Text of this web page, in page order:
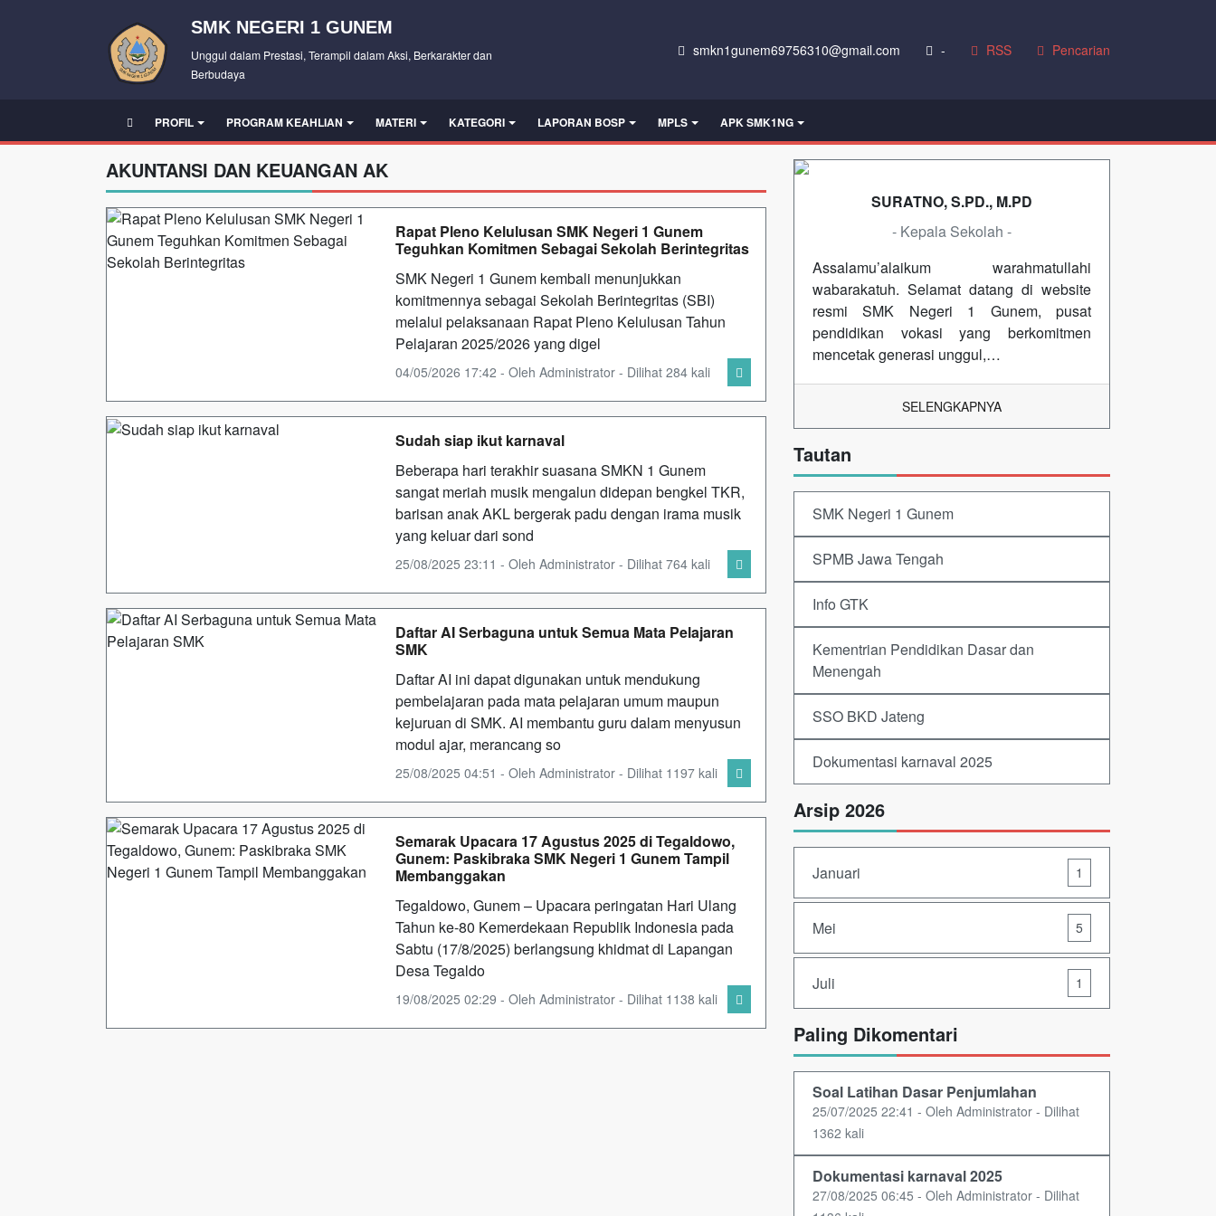
SMK NEGERI 1 GUNEM
Unggul dalam Prestasi, Terampil dalam Aksi, Berkarakter dan
Berbudaya
smkn1gunem69756310@gmail.com - RSS Pencarian
PROFIL PROGRAM KEAHLIAN MATERI KATEGORI LAPORAN BOSP MPLS APK SMK1NG
AKUNTANSI DAN KEUANGAN AK
Rapat Pleno Kelulusan SMK Negeri 1 Gunem
Teguhkan Komitmen Sebagai Sekolah Berintegritas
SMK Negeri 1 Gunem kembali menunjukkan
komitmennya sebagai Sekolah Berintegritas (SBI)
melalui pelaksanaan Rapat Pleno Kelulusan Tahun
Pelajaran 2025/2026 yang digel
04/05/2026 17:42 - Oleh Administrator - Dilihat 284 kali
Sudah siap ikut karnaval
Beberapa hari terakhir suasana SMKN 1 Gunem
sangat meriah musik mengalun didepan bengkel TKR,
barisan anak AKL bergerak padu dengan irama musik
yang keluar dari sond
25/08/2025 23:11 - Oleh Administrator - Dilihat 764 kali
Daftar AI Serbaguna untuk Semua Mata Pelajaran
SMK
Daftar AI ini dapat digunakan untuk mendukung
pembelajaran pada mata pelajaran umum maupun
kejuruan di SMK. AI membantu guru dalam menyusun
modul ajar, merancang so
25/08/2025 04:51 - Oleh Administrator - Dilihat 1197 kali
Semarak Upacara 17 Agustus 2025 di Tegaldowo,
Gunem: Paskibraka SMK Negeri 1 Gunem Tampil
Membanggakan
Tegaldowo, Gunem – Upacara peringatan Hari Ulang
Tahun ke-80 Kemerdekaan Republik Indonesia pada
Sabtu (17/8/2025) berlangsung khidmat di Lapangan
Desa Tegaldo
19/08/2025 02:29 - Oleh Administrator - Dilihat 1138 kali
SURATNO, S.PD., M.PD
- Kepala Sekolah -
Assalamu’alaikum warahmatullahi
wabarakatuh. Selamat datang di website
resmi SMK Negeri 1 Gunem, pusat
pendidikan vokasi yang berkomitmen
mencetak generasi unggul,…
SELENGKAPNYA
Tautan
SMK Negeri 1 Gunem
SPMB Jawa Tengah
Info GTK
Kementrian Pendidikan Dasar dan
Menengah
SSO BKD Jateng
Dokumentasi karnaval 2025
Arsip 2026
Januari 1
Mei 5
Juli 1
Paling Dikomentari
Soal Latihan Dasar Penjumlahan
25/07/2025 22:41 - Oleh Administrator - Dilihat
1362 kali
Dokumentasi karnaval 2025
27/08/2025 06:45 - Oleh Administrator - Dilihat